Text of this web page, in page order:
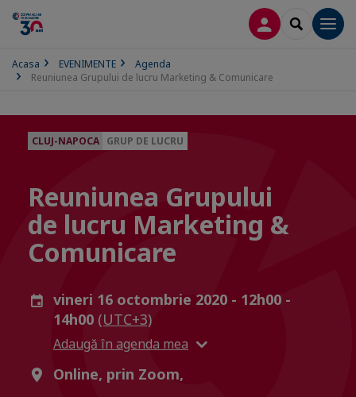
CONECTARE
SEARCH
Acasa EVENIMENTE
Agenda
Reuniunea Grupului de lucru Marketing & Comunicare
CLUJ-NAPOCA GRUP DE LUCRU
Reuniunea Grupului
de lucru Marketing &
Comunicare
vineri 16 octombrie 2020 - 12h00 -
14h00 (UTC+3)
Adaugă în agenda mea
Online, prin Zoom,